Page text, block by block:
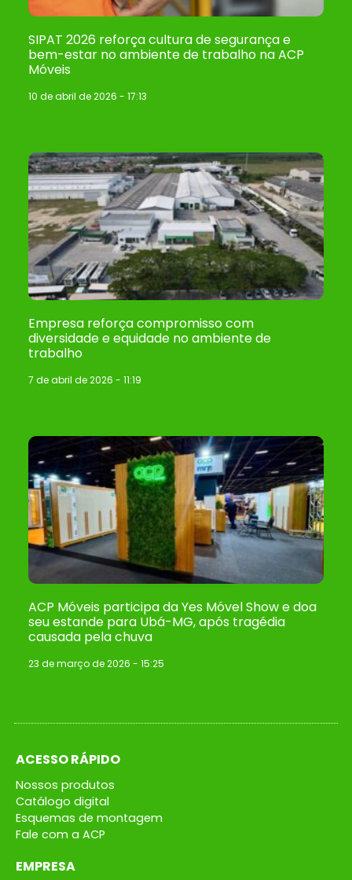
SIPAT 2026 reforça cultura de segurança e
bem-estar no ambiente de trabalho na ACP
Móveis
10 de abril de 2026 17:13
Empresa reforça compromisso com
diversidade e equidade no ambiente de
trabalho
7 de abril de 2026 11:19
ACP Móveis participa da Yes Móvel Show e doa
seu estande para Ubá-MG, após tragédia
causada pela chuva
23 de março de 2026 15:25
ACESSO RÁPIDO
Nossos produtos
Catálogo digital
Esquemas de montagem
Fale com a ACP
EMPRESA